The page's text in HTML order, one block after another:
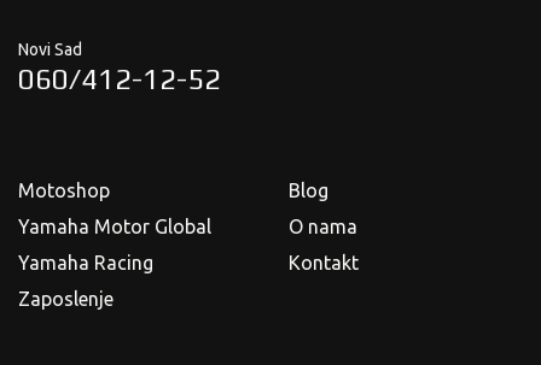
Novi Sad
060/412-12-52
Motoshop
Yamaha Motor Global
Yamaha Racing
Zaposlenje
Blog
O nama
Kontakt